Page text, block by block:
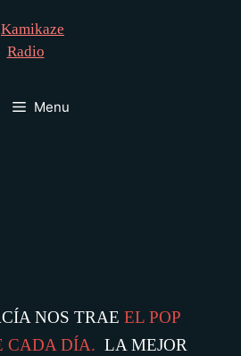
Menu
NOS TRAE EL POP
CADA DÍA. LA MEJOR